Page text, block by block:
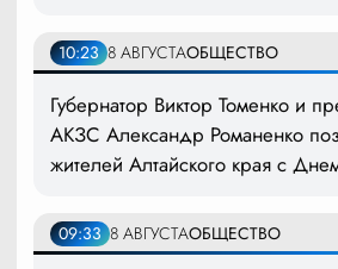
10:23 8 АВГУСТАОБЩЕСТВО
Губернатор Виктор Томенко и
АКЗС Александр Романенко
жителей Алтайского края с
09:33 8 АВГУСТАОБЩЕСТВО